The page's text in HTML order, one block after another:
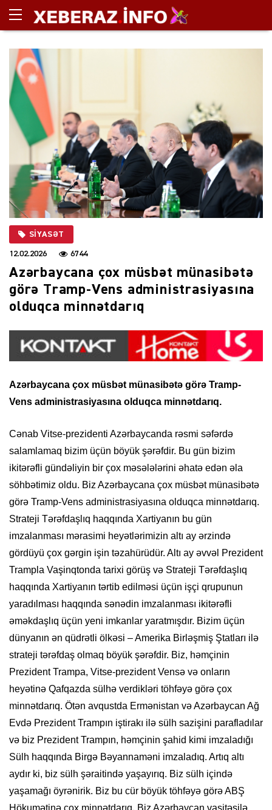
SIYASƏT
12.02.2026 6744
Azərbaycana çox müsbət münasibətə
görə Tramp-Vens administrasiyasına
olduqca minnətdarıq
Azərbaycana çox müsbət münasibətə görə Tramp-
Vens administrasiyasına olduqca minnətdarıq.
Cənab Vitse-prezidenti Azərbaycanda rəsmi səfərdə
salamlamaq bizim üçün böyük şərəfdir. Bu gün bizim
ikitərəfli gündəliyin bir çox məsələlərini əhatə edən əla
söhbətimiz oldu. Biz Azərbaycana çox müsbət münasibətə
görə Tramp-Vens administrasiyasına olduqca minnətdarıq.
Strateji Tərəfdaşlıq haqqında Xartiyanın bu gün
imzalanması mərasimi heyətlərimizin altı ay ərzində
gördüyü çox gərgin işin təzahürüdür. Altı ay əvvəl Prezident
Trampla Vaşinqtonda tarixi görüş və Strateji Tərəfdaşlıq
haqqında Xartiyanın tərtib edilməsi üçün işçi qrupunun
yaradılması haqqında sənədin imzalanması ikitərəfli
əməkdaşlıq üçün yeni imkanlar yaratmışdır. Bizim üçün
dünyanın ən qüdrətli ölkəsi – Amerika Birləşmiş Ştatları ilə
strateji tərəfdaş olmaq böyük şərəfdir. Biz, həmçinin
Prezident Trampa, Vitse-prezident Vensə və onların
heyətinə Qafqazda sülhə verdikləri töhfəyə görə çox
minnətdarıq. Ötən avqustda Ermənistan və Azərbaycan Ağ
Evdə Prezident Trampın iştirakı ilə sülh sazişini parafladılar
və biz Prezident Trampın, həmçinin şahid kimi imzaladığı
Sülh haqqında Birgə Bəyannaməni imzaladıq. Artıq altı
aydır ki, biz sülh şəraitində yaşayırıq. Biz sülh içində
yaşamağı öyrənirik. Biz bu cür böyük töhfəyə görə ABŞ